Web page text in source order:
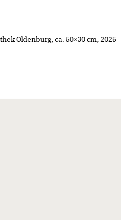
Oldenburg, ca. 50×30 cm, 2025